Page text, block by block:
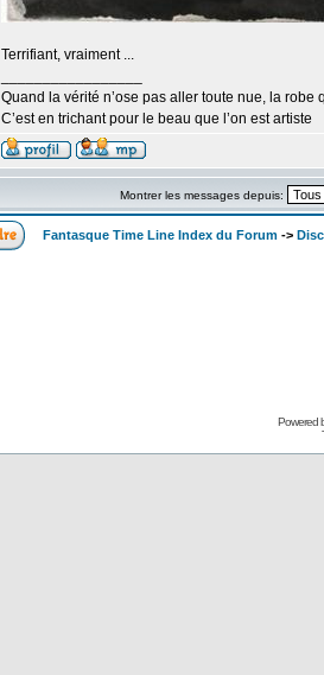
Terrifiant, vraiment ...
Quand la vérité n’ose pas aller toute nue, la robe
C’est en trichant pour le beau que l’on est artiste
Montrer les messages depuis:
Fantasque Time Line Index du Forum ->
Powered